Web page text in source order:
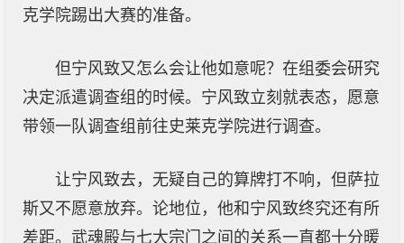
克学院踢出大赛的准备。
但宁风致又怎么会让他如意呢？在组委会研究
决定派遣调查组的时候。宁风致立刻就表态，愿意
带领一队调查组前往史莱克学院进行调查。
让宁风致去，无疑自己的算牌打不响，但萨拉
斯又不愿意放弃。论地位，他和宁风致终究还有所
差距。武魂殿与七大宗门之间的关系一直都十分暖